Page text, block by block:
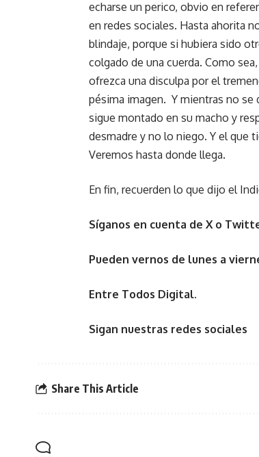
echarse un perico, obvio en
en redes sociales. Hasta ahorita
blindaje, porque si hubiera sido
colgado de una cuerda. Como
ofrezca una disculpa por el
pésima imagen. Y mientras no se
sigue montado en su macho y
desmadre y no lo niego. Y el que
Veremos hasta donde llega.
En fin, recuerden lo que dijo el
Síganos en cuenta de X o
Pueden vernos de lunes a
Entre Todos Digital.
Sigan nuestras redes sociales
Share This Article